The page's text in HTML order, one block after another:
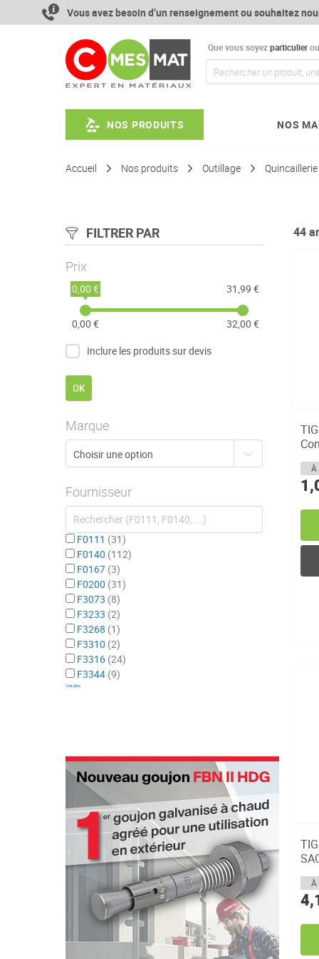
contenu
Vous avez besoin d’un renseignement ou souhaitez
Que vous soyezparticulier
NOS PRODUITS NOS
Accueil Nos produits Outillage Quincaillerie
44
À
À
FILTRER PAR
Prix
0,00 € 31,99 €
0,00 €
32,00 €
Inclure les produits sur devis
OK
Marque
Fournisseur
F0111 31
F0140 112
F0167 3
F0200 31
F3073 8
F3233 2
F3268 1
F3310 2
F3316 24
F3344 9
Voir plus